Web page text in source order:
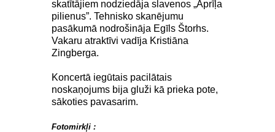
skatītājiem nodziedāja slavenos „Aprīļa
pilienus”. Tehnisko skanējumu
pasākumā nodrošināja Egīls Štorhs.
Vakaru atraktīvi vadīja Kristiāna
Zingberga.
Koncertā iegūtais pacilātais
noskaņojums bija gluži kā prieka pote,
sākoties pavasarim.
Fotomirkļi :